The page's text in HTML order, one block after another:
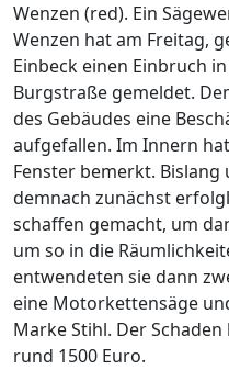
Wenzen (red). Ein
Wenzen hat am Freitag,
Einbeck einen Einbruch
Burgstraße gemeldet.
des Gebäudes eine
aufgefallen. Im Innern
Fenster bemerkt.
demnach zunächst
schaffen gemacht, um
um so in die
entwendeten sie dann
eine Motorkettensäge
Marke Stihl. Der
rund 1500 Euro.